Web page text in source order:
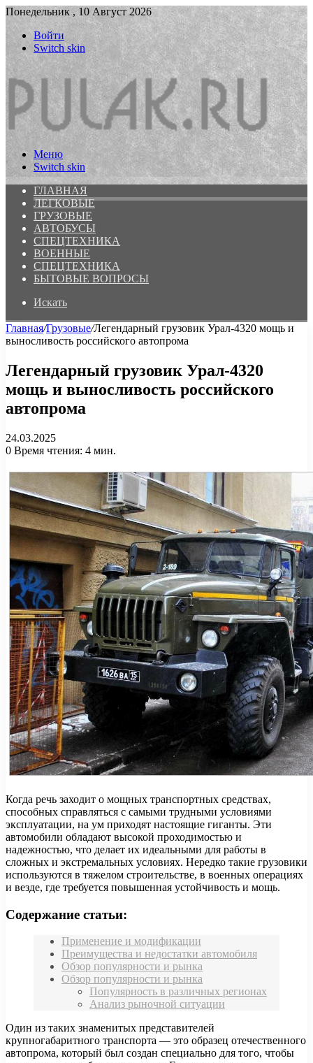
Понедельник , 10 Август 2026
Войти
Switch skin
Меню
Switch skin
ГЛАВНАЯ
ЛЕГКОВЫЕ
ГРУЗОВЫЕ
АВТОБУСЫ
СПЕЦТЕХНИКА
ВОЕННЫЕ
СПЕЦТЕХНИКА
БЫТОВЫЕ ВОПРОСЫ
Искать
Главная/Грузовые/Легендарный грузовик Урал-4320 мощь и
выносливость российского автопрома
Легендарный грузовик Урал-4320
мощь и выносливость российского
автопрома
24.03.2025
0 Время чтения: 4 мин.
Когда речь заходит о мощных транспортных средствах,
способных справляться с самыми трудными условиями
эксплуатации, на ум приходят настоящие гиганты. Эти
автомобили обладают высокой проходимостью и
надежностью, что делает их идеальными для работы в
сложных и экстремальных условиях. Нередко такие грузовики
используются в тяжелом строительстве, в военных операциях
и везде, где требуется повышенная устойчивость и мощь.
Содержание статьи:
Применение и модификации
Преимущества и недостатки автомобиля
Обзор популярности и рынка
Обзор популярности и рынка
Популярность в различных регионах
Анализ рыночной ситуации
Один из таких знаменитых представителей
крупногабаритного транспорта — это образец отечественного
автопрома, который был создан специально для того, чтобы